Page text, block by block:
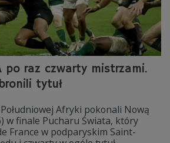
po raz czwarty mistrzami.
tytuł
Afryki pokonali Nową
w finale Pucharu Świata, który
France w podparyskim Saint-